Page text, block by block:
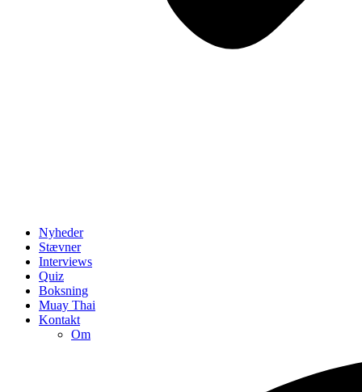
Nyheder
Stævner
Interviews
Quiz
Boksning
Muay Thai
Kontakt
Om